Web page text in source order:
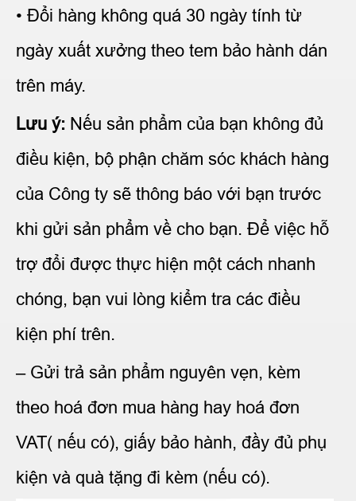
• Đổi hàng không quá 30 ngày tính từ
ngày xuất xưởng theo tem bảo hành dán
trên máy.
Lưu ý: Nếu sản phẩm của bạn không đủ
điều kiện, bộ phận chăm sóc khách hàng
của Công ty sẽ thông báo với bạn trước
khi gửi sản phẩm về cho bạn. Để việc hỗ
trợ đổi được thực hiện một cách nhanh
chóng, bạn vui lòng kiểm tra các điều
kiện phí trên.
– Gửi trả sản phẩm nguyên vẹn, kèm
theo hoá đơn mua hàng hay hoá đơn
VAT( nếu có), giấy bảo hành, đầy đủ phụ
kiện và quà tặng đi kèm (nếu có).